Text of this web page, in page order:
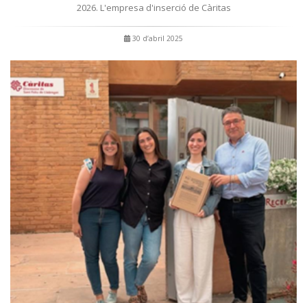
2026. L'empresa d'inserció de Càritas
30 d’abril 2025